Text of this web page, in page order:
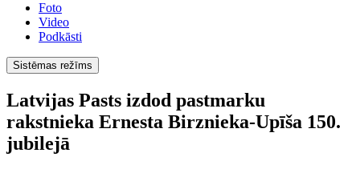
Foto
Video
Podkāsti
Sistēmas režīms
Latvijas Pasts izdod pastmarku
rakstnieka Ernesta Birznieka-Upīša 150.
jubilejā